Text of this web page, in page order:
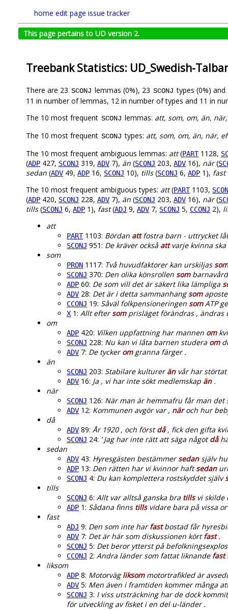
home edit page issue tracker
This page pertains to UD version 2.
Treebank Statistics: UD_Swedish-
There are 23 SCONJ lemmas (0%), 23 SCONJ types (0%)
11 in number of lemmas, 12 in number of types and 11 in
The 10 most frequent SCONJ lemmas: att, som, om, än,
The 10 most frequent SCONJ types: att, som, om, än, när,
The 10 most frequent ambiguous lemmas: att(PART1128,
(ADP 427, SCONJ 319, ADV 7), än (SCONJ 203, ADV 16), när(
sedan (ADV 49, ADP 16, SCONJ 10), tills(SCONJ 6, ADP 1), fast
The 10 most frequent ambiguous types: att(PART1103,
(ADP 420, SCONJ 228, ADV 7), än (SCONJ 203, ADV 16), när(
tills(SCONJ 6, ADP 1), fast(ADJ 9, ADV 7, SCONJ 5, CCONJ 2),
att
PART1103: Bördan attfostra barn - uttrycket
SCONJ 951: De kräver också attvarje kvinna
som
PRON 1117: Två huvudfaktorer kan urskiljassom
SCONJ 370: Den olika könsrollen som
ADP 60: De som vill det är säkert lika lämpliga
ADV 28: Det är i detta sammanhangsom
CCONJ 19: Såväl folkpensioneringen somATP
X 1: Allt eftersomprisläget förändras , ändras
om
ADP 420: Vilken uppfattning har mannen om
SCONJ 228: Nu kan vi låta barnen studera om
ADV 7: De tyckeromgranna färger .
än
SCONJ 203: Stabilare kultureränvår har störtat
ADV 16: Ja , vi har inte sökt medlemskap än.
när
SCONJ 126: När man är hemmafru får man det
ADV 12: Kommunen avgör var , näroch hur
då
ADV 89: År 1920 , och förstdå, fick den gifta
SCONJ 24: ’ Jag har inte rätt att säga någotdå
sedan
ADV 43: Hyresgästen bestämmersedansjälv
ADP 13: Den rätten har vi kvinnor haftsedan
SCONJ 4: Du kan komplettera rostskyddet själv
tills
SCONJ 6: Allt var alltså ganska bra tillsvi skilde
ADP 1: Sådana finns tillsvidare bara på vissa
fast
ADJ 9: Den som inte harfastbostad får
ADV 7: Det är här som diskussionen körtfast.
SCONJ 5: Det beror ytterst på
CCONJ 2: Andra länder som fattat liknande fast
liksom
ADP 8: Motorväg liksommotortrafikled är
ADV 5: Men även i framtiden kommer många
SCONJ 3: I viss utsträckning har de dock
för utveckling av fisket i en del u-länder .